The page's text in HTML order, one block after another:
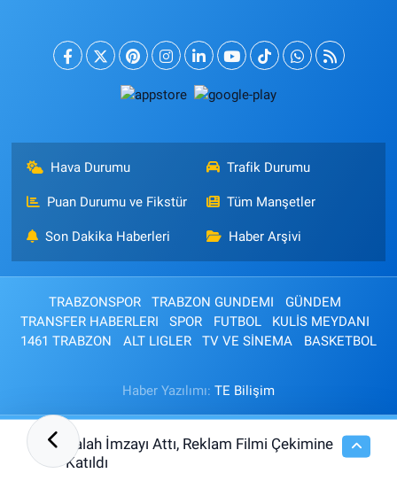
Hava Durumu Trafik Durumu
Puan Durumu ve Fikstür Tüm Manşetler
Son Dakika Haberleri Haber Arşivi
TRABZONSPOR TRABZON GUNDEMI
GÜNDEM
TRANSFER HABERLERI
SPOR FUTBOL
KULİS MEYDANI
1461 TRABZON
ALT LIGLER TV VE SİNEMA BASKETBOL
Haber Yazılımı: TE Bilişim
16:26
Salah İmzayı Attı, Reklam Filmi Çekimine
Katıldı